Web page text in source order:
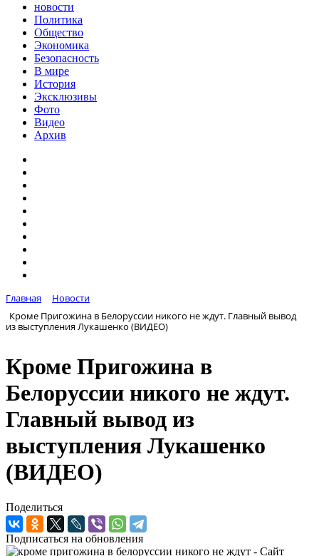
новости
Политика
Общество
Экономика
Безопасность
В мире
История
Эксклюзивы
Фото
Видео
Архив
Главная
Новости
Кроме Пригожина в Белоруссии никого не ждут. Главный вывод
из выступления Лукашенко (ВИДЕО)
Кроме Пригожина в
Белоруссии никого не ждут.
Главный вывод из
выступления Лукашенко
(ВИДЕО)
Поделиться
Подписаться на обновления